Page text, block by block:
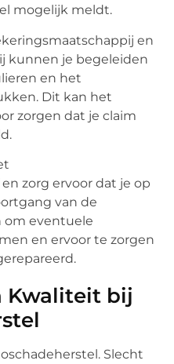
mogelijk meldt.
en
kunnen je begeleiden
en het
Dit kan het
zorgen dat je claim
zorg ervoor dat je op
van de
om eventuele
en ervoor te zorgen
Kwaliteit bij
Slecht